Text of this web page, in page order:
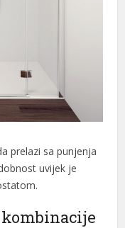
prelazi sa punjenja
uvijek je